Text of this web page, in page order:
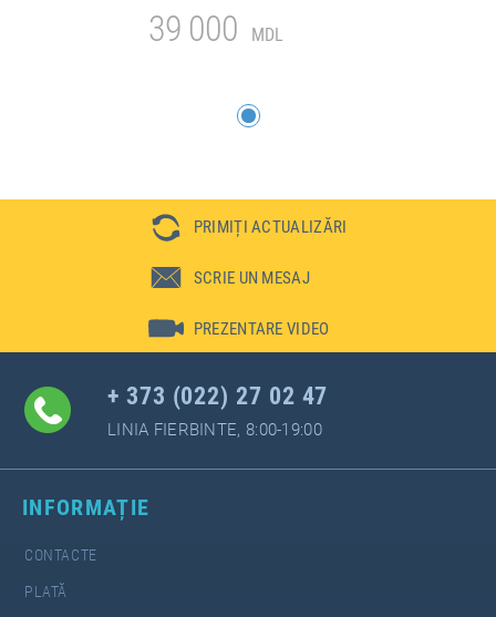
39 000 MDL
PRIMIȚI ACTUALIZĂRI
SCRIE UN MESAJ
PREZENTARE VIDEO
+ 373 (022) 27 02 47
LINIA FIERBINTE, 8:00-19:00
INFORMAȚIE
CONTACTE
PLATĂ